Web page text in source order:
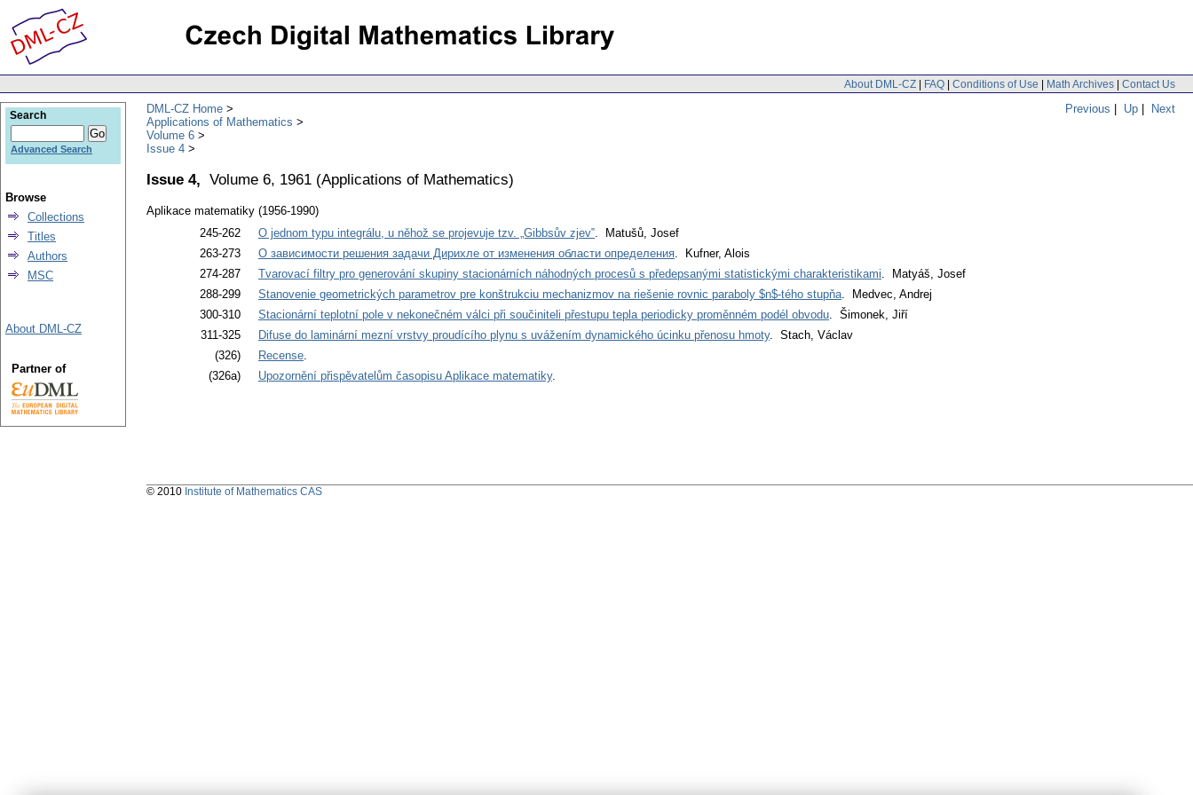
About DML-CZ | FAQ | Conditions of Use | Math Archives | Contact Us
Previous | Up | Next
DML-CZ Home
Applications of Mathematics
Volume 6
Issue 4
Issue 4, Volume 6, 1961 (Applications of Mathematics)
Aplikace matematiky (1956-1990)
245-262
O jednom typu integrálu, u něhož se projevuje tzv. „Gibbsův zjev‟. Matušů, Josef
263-273
О зависимости решения задачи Дирихле от изменения области определения. Kufner, Alois
274-287
Tvarovací filtry pro generování skupiny stacionárních náhodných procesů s předepsanými statistickými charakteristikami. Matyáš, Josef
288-299
Stanovenie geometrických parametrov pre konštrukciu mechanizmov na riešenie rovnic paraboly $n$-tého stupňa. Medvec, Andrej
300-310
Stacionární teplotní pole v nekonečném válci při součiniteli přestupu tepla periodicky proměnném podél obvodu. Šimonek, Jiří
311-325
Difuse do laminární mezní vrstvy proudícího plynu s uvážením dynamického úcinku přenosu hmoty. Stach, Václav
(326)
Recense.
(326a)
Upozornění přispěvatelům časopisu Aplikace matematiky.
Search
Advanced Search
Browse
Collections
Titles
Authors
MSC
About DML-CZ
Partner of
© 2010 Institute of Mathematics CAS